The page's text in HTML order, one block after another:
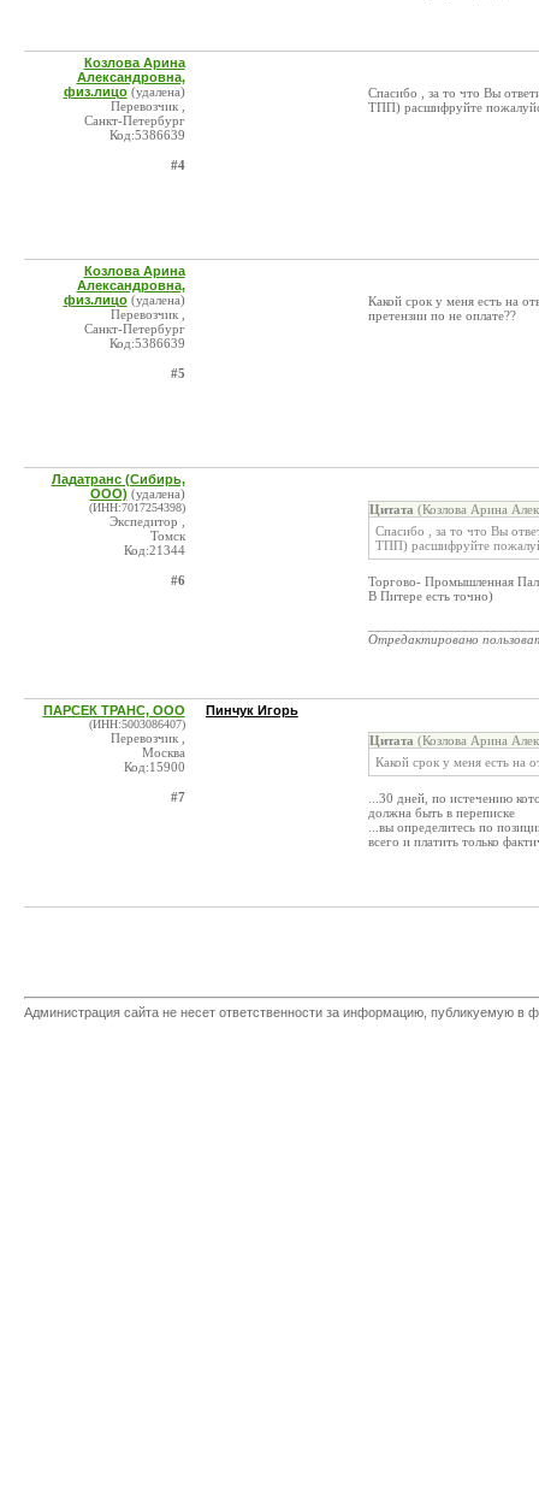
Козлова Арина
Александровна,
физ.лицо (удалена)
Перевозчик ,
Санкт-Петербург
Код:5386639
#4
Спасибо , за то что Вы
ТПП) расшифруйте
Козлова Арина
Александровна,
физ.лицо (удалена)
Перевозчик ,
Санкт-Петербург
Код:5386639
#5
Какой срок у меня есть на
претензии по не оплате??
Ладатранс (Сибирь,
ООО) (удалена)
(ИНН:7017254398)
Экспедитор ,
Томск
Код:21344
#6
Цитата (Козлова Арина
Спасибо , за то что Вы
ТПП) расшифруйте
Торгово- Промышленная
В Питере есть точно)
Отредактировано
ПАРСЕК ТРАНС, ООО
(ИНН:5003086407)
Перевозчик ,
Москва
Код:15900
#7
Пинчук Игорь
Цитата (Козлова Арина
Какой срок у меня есть на
...30 дней, по истечению
должна быть в переписке
...вы определитесь по
всего и платить только
Администрация сайта не несет ответственности за информацию, публикуемую